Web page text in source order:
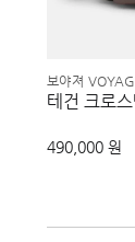
보야져
테건 크로
490,000 원